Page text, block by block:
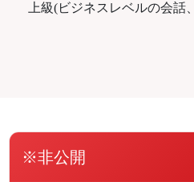
上級(ビジネスレベルの会話
※非公開